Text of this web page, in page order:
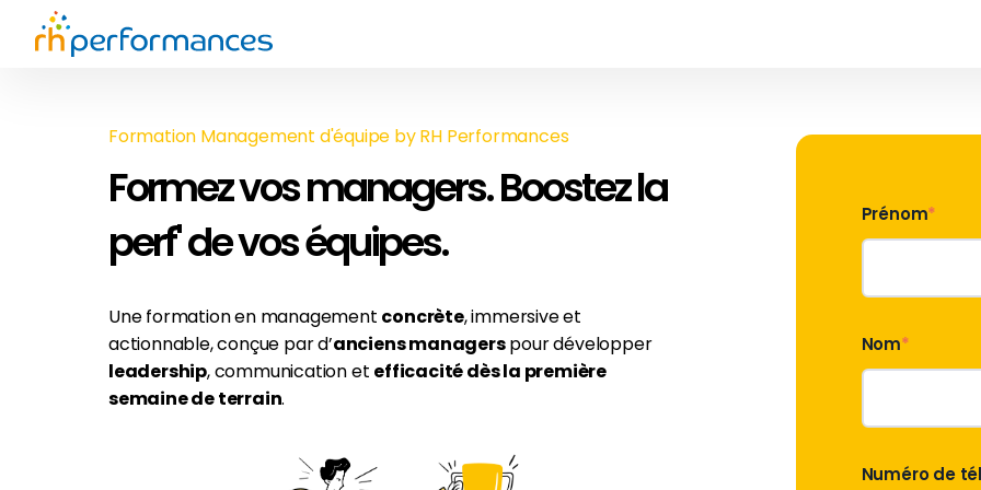
Formation Management d'équipe by RH Performances
Formez vos managers. Boostez la
perf' de vos équipes.
Une formation en management concrète, immersive et
actionnable, conçue par d’anciens managerspour développer
leadership, communication et efficacité dès la première
semaine de terrain.
Prénom*
Nom*
Numéro de